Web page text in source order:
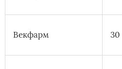
Векфарм 30